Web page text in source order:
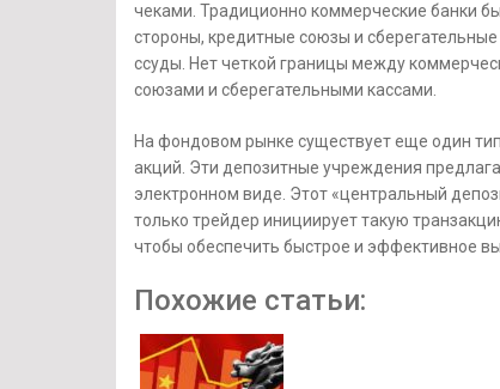
чеками. Традиционно коммерческие банки
стороны, кредитные союзы и
ссуды. Нет четкой границы между
союзами и сберегательными кассами.
На фондовом рынке существует еще один
акций. Эти депозитные учреждения
электронном виде. Этот «центральный
только трейдер инициирует такую
чтобы обеспечить быстрое и эффективное
Похожие статьи: